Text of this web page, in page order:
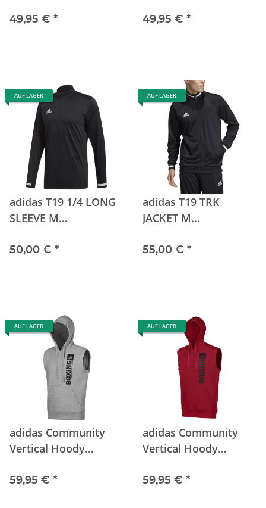
49,95 € * 49,95 € *
AUF LAGER
adidas T19 1/4 LONG
SLEEVE M
50,00 € *
AUF LAGER
adidas T19 TRK
JACKET M
55,00 € *
AUF LAGER
adidas Community
Vertical Hoody
gr/bk
59,95 € *
AUF LAGER
adidas Community
Vertical Hoody
rd/bk
59,95 € *